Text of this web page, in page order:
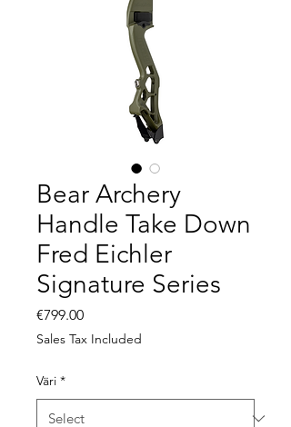
Bear Archery
Handle Take Down
Fred Eichler
Signature Series
€799.00Price
Sales Tax Included
Väri *